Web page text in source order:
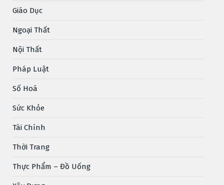
Giáo Dục
Ngoại Thất
Nội Thất
Pháp Luật
Số Hoá
Sức Khỏe
Tài Chính
Thời Trang
Thực Phẩm – Đồ Uống